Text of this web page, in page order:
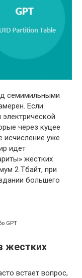
семимильными
Если
через куцее
исчисление уже
идет
жестких
2 Тбайт, при
большего
GPT
жестких
встает вопрос,